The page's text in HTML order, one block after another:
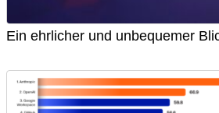
Ein ehrlicher und unbequemer